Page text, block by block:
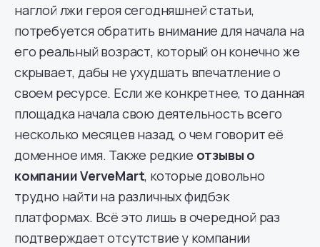
наглой лжи героя сегодняшней статьи,
потребуется обратить внимание для начала на
его реальный возраст, который он конечно же
скрывает, дабы не ухудшать впечатление о
своем ресурсе. Если же конкретнее, то данная
площадка начала свою деятельность всего
несколько месяцев назад, о чем говорит её
доменное имя. Также редкие отзывы о
компании VerveMart, которые довольно
трудно найти на различных фидбэк
платформах. Всё это лишь в очередной раз
подтверждает отсутствие у компании